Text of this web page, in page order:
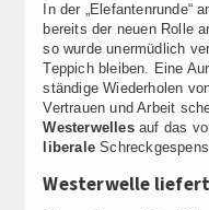
In der „Elefantenrunde“
bereits der neuen Rolle
so wurde unermüdlich
Teppich bleiben. Eine
ständige Wiederholen
Vertrauen und Arbeit
Westerwellesauf das
liberale
Westerwelle